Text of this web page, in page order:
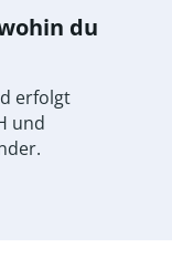
du
erfolgt
und